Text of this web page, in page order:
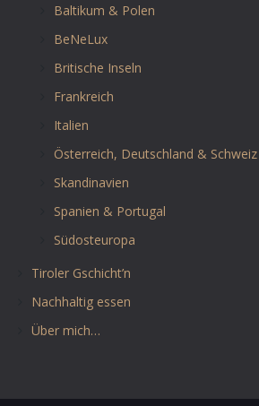
Baltikum & Polen
BeNeLux
Britische Inseln
Frankreich
Italien
Österreich, Deutschland & Schweiz
Skandinavien
Spanien & Portugal
Südosteuropa
Tiroler Gschicht’n
Nachhaltig essen
Über mich…